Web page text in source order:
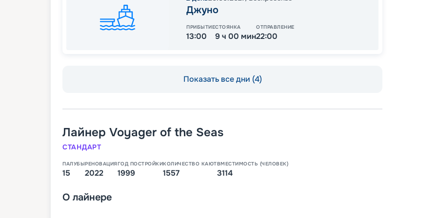
Джуно
ПРИБЫТИЕ
13:00
СТОЯНКА
9 ч 00 мин
ОТПРАВЛЕНИЕ
22:00
Показать все дни (4)
Лайнер Voyager of the Seas
СТАНДАРТ
ПАЛУБЫ
15
РЕНОВАЦИЯ
2022
ГОД ПОСТРОЙКИ
1999
КОЛИЧЕСТВО КАЮТ
1557
ВМЕСТИМОСТЬ (ЧЕЛОВЕК)
3114
О лайнере